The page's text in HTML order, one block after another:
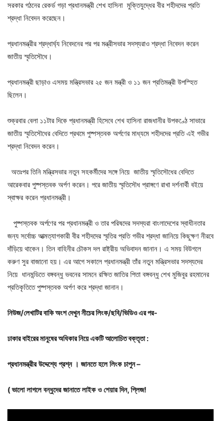
সরকার গঠনের রেকর্ড গড়া প্রধানমন্ত্রী শেখ হাসিনা মুক্তিযুদ্ধের বীর শহীদদের প্রতি
শ্রদ্ধা নিবেদন করেছেন।
প্রধানমন্ত্রীর শ্রদ্ধার্ঘ্য নিবেদনের পর পর মন্ত্রীসভার সদস্যরাও শ্রদ্ধা নিবেদন করেন
জাতীয় স্মৃতিসৌধে।
প্রধানমন্ত্রী ছাড়াও এসময় মন্ত্রিসভার ২৫ জন মন্ত্রী ও ১১ জন প্রতিমন্ত্রী উপস্হিত
ছিলেন।
শুক্রবার বেলা ১১টার দিকে প্রধানমন্ত্রী হিসেবে শেখ হাসিনা রাজধানীর উপকণ্ঠে সাভারে
জাতীয় স্মৃতিসৌধের বেদিতে প্রথমে পুষ্পস্তবক অর্পণের মাধ্যমে শহীদদের প্রতি এই গভীর
শ্রদ্ধা নিবেদন করেন।
অতঃপর তিনি মন্ত্রিসভার নতুন সহকর্মীদের সঙ্গে নিয়ে জাতীয় স্মৃতিসৌধের বেদিতে
আরেকবার পুষ্পস্তবক অর্পণ করেন। পরে জাতীয় স্মৃতিসৌধ প্রাঙ্গণে রাখা দর্শনার্থী বইয়ে
স্বাক্ষর করেন প্রধানমন্ত্রী।
পুষ্পস্তবক অর্পণের পর প্রধানমন্ত্রী ও তার পরিষদের সদস্যরা বাংলাদেশের স্বাধীনতার
জন্য সর্বোচ্চ আত্মত্যাগকারী বীর শহীদদের স্মৃতির প্রতি গভীর শ্রদ্ধা জানিয়ে কিছুক্ষণ নীরবে
দাঁড়িয়ে থাকেন। তিন বাহিনীর চৌকস দল রাষ্ট্রীয় অভিবাদন জানান। এ সময় বিউগলে
করুণ সুর বাজানো হয়। এর আগে সকালে প্রধানমন্ত্রী তাঁর নতুন মন্ত্রিসভার সদস্যদের
নিয়ে ধানমন্ডিতে বঙ্গবন্ধু ভবনের সামনে রক্ষিত জাতির পিতা বঙ্গবন্ধু শেখ মুজিবুর রহমানের
প্রতিকৃতিতে পুষ্পস্তবক অর্পণ করে শ্রদ্ধা জানান।
নিউজ/লেখাটিরবাকিঅংশদেখুননীচেরলিংক/ছবি/ভিডিওএরপর-
ঢাকারবাইরেরমানুষেরঅধিকারনিয়েএকটিআলোচিতবক্তৃতা :
প্রধানমন্ত্রীর উদ্দেশ্যে প্রশ্ন । জানতে হলে লিংক চাপুন –
(ভালো লাগলে বন্ধুদের জানাতে লাইক ও শেয়ার দিন,প্লিজ!